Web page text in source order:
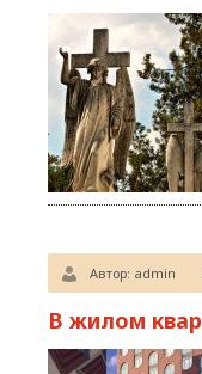
Автор: admin
В жилом